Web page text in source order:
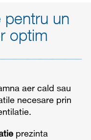
pentru un
optim
aer cald sau
necesare prin
prezinta